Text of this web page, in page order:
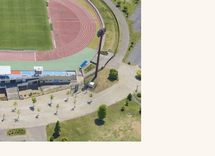
プライバシーポリシ
ー
ソーシャルメディア
ポリシー
検索